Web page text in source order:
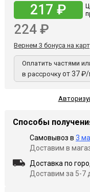
217 ₽
224 ₽
Вернем 3 бонуса на
Оплатить частями
в рассрочку от 37
Способы
Самовывоз в 3
Доставим в
Доставка по
Доставим за 5-7